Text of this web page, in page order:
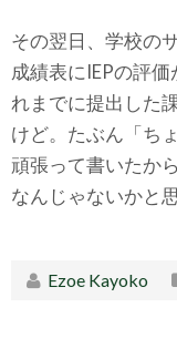
その翌日、学校の
成績表にIEPの評
れまでに提出した
けど。たぶん「ち
頑張って書いたか
なんじゃないかと
Ezoe Kayoko